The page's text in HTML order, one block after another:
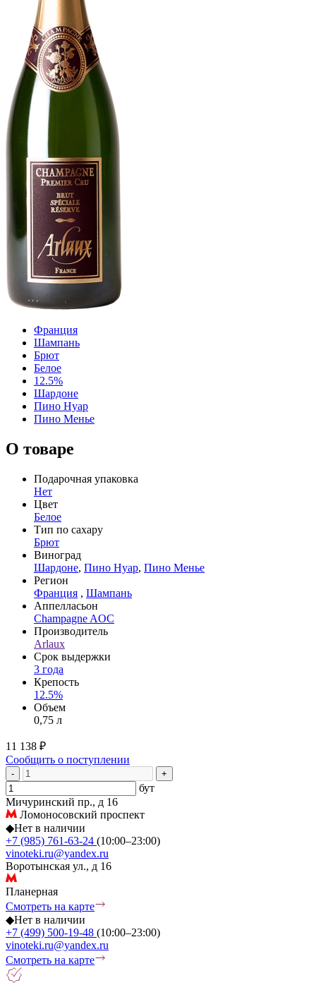
Франция
Шампань
Брют
Белое
12.5%
Шардоне
Пино Нуар
Пино Менье
О товаре
Подарочная упаковка
Нет
Цвет
Белое
Тип по сахару
Брют
Виноград
Шардоне, Пино Нуар, Пино Менье
Регион
Франция , Шампань
Аппелласьон
Champagne AOC
Производитель
Arlaux
Срок выдержки
3 года
Крепость
12.5%
Объем
0,75 л
11 138 ₽
Сообщить о поступлении
- +
бут
Мичуринский пр., д 16
Ломоносовский проспект
◆Нет в наличии
+7 (985) 761-63-24 (10:00–23:00)
vinoteki.ru@yandex.ru
Воротынская ул., д 16
Планерная
Смотреть на карте
◆Нет в наличии
+7 (499) 500-19-48 (10:00–23:00)
vinoteki.ru@yandex.ru
Смотреть на карте